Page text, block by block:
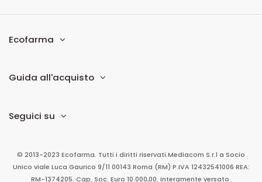
Ecofarma
Guida all'acquisto
Seguici su
© 2013-2023 Ecofarma. Tutti i diritti riservati.Mediacom S.r.l a Socio
Unico viale Luca Gaurico 9/11 00143 Roma (RM) P.IVA 12432541006 REA:
RM-1374205. Cap. Soc. Euro 10.000,00. Interamente versato.